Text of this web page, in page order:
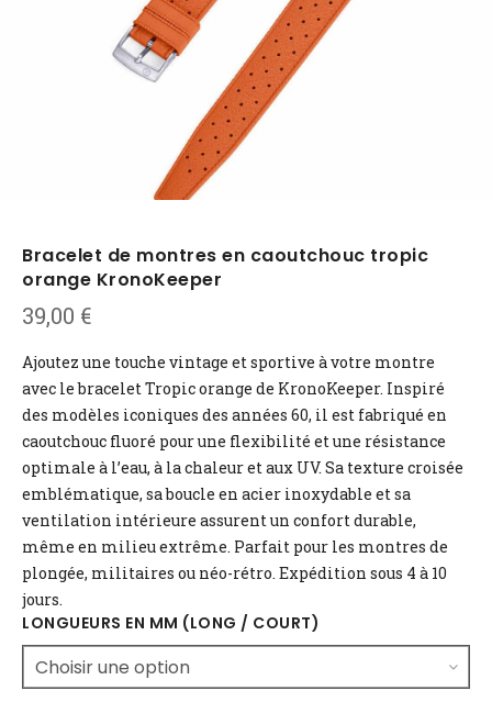
Bracelet de montres en caoutchouc tropic
orange KronoKeeper
39,00 €
Ajoutez une touche vintage et sportive à votre montre
avec le bracelet Tropic orange de KronoKeeper. Inspiré
des modèles iconiques des années 60, il est fabriqué en
caoutchouc fluoré pour une flexibilité et une résistance
optimale à l’eau, à la chaleur et aux UV. Sa texture croisée
emblématique, sa boucle en acier inoxydable et sa
ventilation intérieure assurent un confort durable,
même en milieu extrême. Parfait pour les montres de
plongée, militaires ou néo-rétro. Expédition sous 4 à 10
jours.
LONGUEURS EN MM (LONG / COURT)